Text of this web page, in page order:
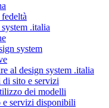
.italia
system
al design system .italia
sito e servizi
dei modelli
servizi disponibili